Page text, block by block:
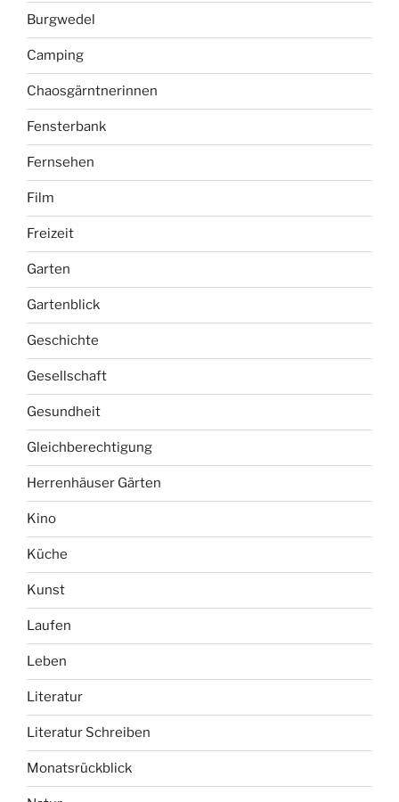
Burgwedel
Camping
Chaosgärntnerinnen
Fensterbank
Fernsehen
Film
Freizeit
Garten
Gartenblick
Geschichte
Gesellschaft
Gesundheit
Gleichberechtigung
Herrenhäuser Gärten
Kino
Küche
Kunst
Laufen
Leben
Literatur
Literatur Schreiben
Monatsrückblick